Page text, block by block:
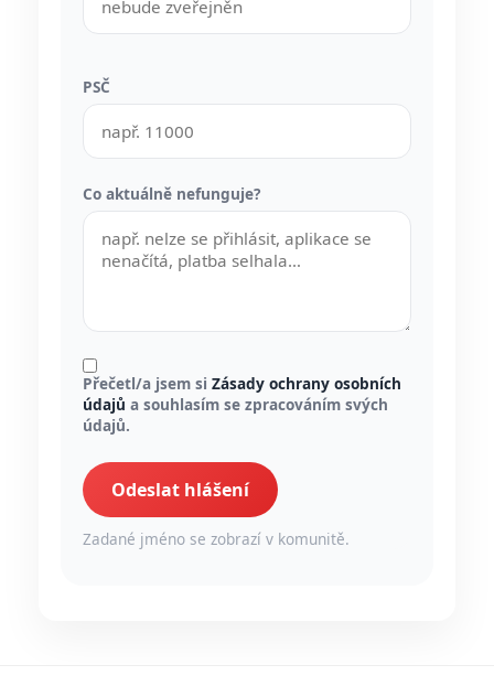
PSČ
Co aktuálně nefunguje?
Přečetl/a jsem si Zásady ochrany osobních
údajů a souhlasím se zpracováním svých
údajů.
Odeslat hlášení
Zadané jméno se zobrazí v komunitě.